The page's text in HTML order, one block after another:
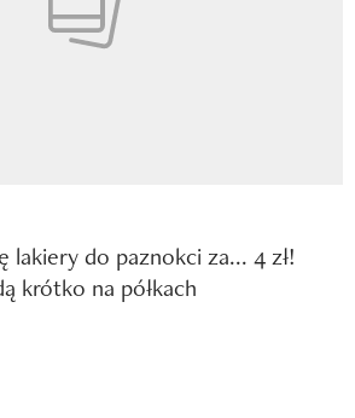
lakiery do paznokci za... 4 zł!
krótko na półkach